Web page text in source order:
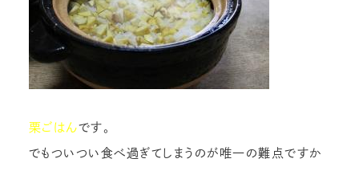
栗ごはんです。
でもついつい食べ過ぎてしまうのが唯一の難点ですか